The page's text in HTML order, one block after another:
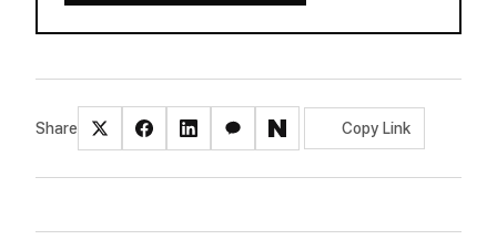
Share Copy Link